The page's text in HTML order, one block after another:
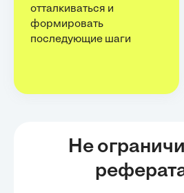
отталкиваться и
формировать
последующие шаги
Не